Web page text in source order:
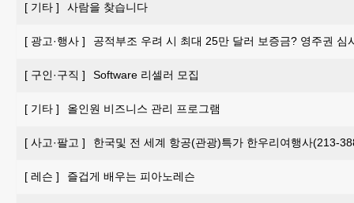
[ 기타 ] 사람을 찾습니다
[ 광고·행사 ] 공적부조 우려 시 최대 25만 달러 보증금? 영주권 심
[ 구인·구직 ] Software 리셀러 모집
[ 기타 ] 올인원 비즈니스 관리 프로그램
[ 사고·팔고 ] 한국및 전 세계 항공(관광)특가 한우리여행사(213-
[ 레슨 ] 즐겁게 배우는 피아노레슨